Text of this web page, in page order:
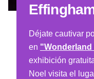
Déjate cautivar
en
exhibición
Noel visita el